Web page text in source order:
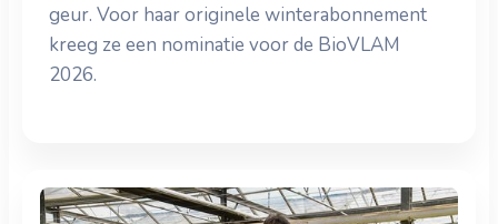
geur. Voor haar originele winterabonnement
kreeg ze een nominatie voor de BioVLAM
2026.